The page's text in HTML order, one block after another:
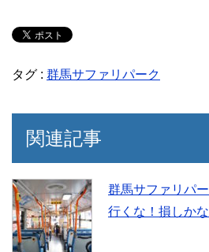
タグ : 群馬サファリパーク
関連記事
群馬サファリパ
行くな！損しか